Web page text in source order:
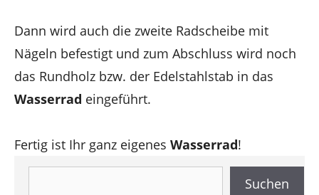
Dann wird auch die zweite Radscheibe mit
Nägeln befestigt und zum Abschluss wird noch
das Rundholz bzw. der Edelstahlstab in das
Wasserrad eingeführt.
Fertig ist Ihr ganz eigenes Wasserrad!
Suchen